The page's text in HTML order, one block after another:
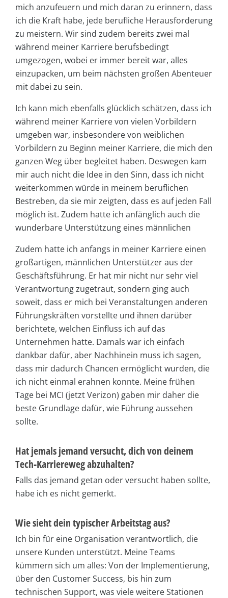
mich anzufeuern und mich daran zu erinnern, dass
ich die Kraft habe, jede berufliche Herausforderung
zu meistern. Wir sind zudem bereits zwei mal
während meiner Karriere berufsbedingt
umgezogen, wobei er immer bereit war, alles
einzupacken, um beim nächsten großen Abenteuer
mit dabei zu sein.
Ich kann mich ebenfalls glücklich schätzen, dass ich
während meiner Karriere von vielen Vorbildern
umgeben war, insbesondere von weiblichen
Vorbildern zu Beginn meiner Karriere, die mich den
ganzen Weg über begleitet haben. Deswegen kam
mir auch nicht die Idee in den Sinn, dass ich nicht
weiterkommen würde in meinem beruflichen
Bestreben, da sie mir zeigten, dass es auf jeden Fall
möglich ist. Zudem hatte ich anfänglich auch die
wunderbare Unterstützung eines männlichen
Zudem hatte ich anfangs in meiner Karriere einen
großartigen, männlichen Unterstützer aus der
Geschäftsführung. Er hat mir nicht nur sehr viel
Verantwortung zugetraut, sondern ging auch
soweit, dass er mich bei Veranstaltungen anderen
Führungskräften vorstellte und ihnen darüber
berichtete, welchen Einfluss ich auf das
Unternehmen hatte. Damals war ich einfach
dankbar dafür, aber Nachhinein muss ich sagen,
dass mir dadurch Chancen ermöglicht wurden, die
ich nicht einmal erahnen konnte. Meine frühen
Tage bei MCI (jetzt Verizon) gaben mir daher die
beste Grundlage dafür, wie Führung aussehen
sollte.
Hat jemals jemand versucht, dich von deinem
Tech-Karriereweg abzuhalten?
Falls das jemand getan oder versucht haben sollte,
habe ich es nicht gemerkt.
Wie sieht dein typischer Arbeitstag aus?
Ich bin für eine Organisation verantwortlich, die
unsere Kunden unterstützt. Meine Teams
kümmern sich um alles: Von der Implementierung,
über den Customer Success, bis hin zum
technischen Support, was viele weitere Stationen